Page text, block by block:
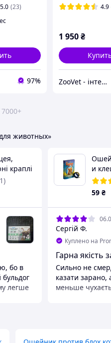
5.0 (23)
97%
(срок годности
4.9
1 950 ₴
ZooVet - інтернет зоомагазин самих низьких цін - Zoovetbaza.com.ua
животных»
краплі
10-20
+4
бо в
легше
и
59 ₴
Сергій Ф.
Куплено на
Гарна якість
Сильно не
казати зарано,
меньше